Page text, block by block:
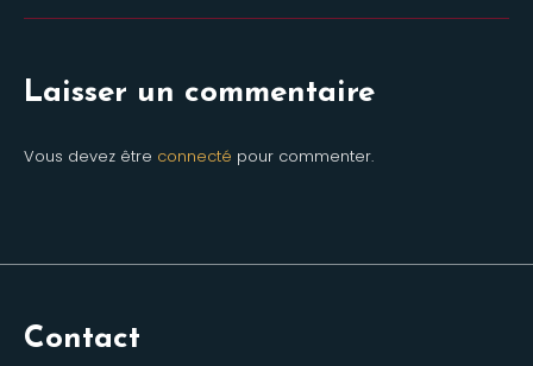
Laisser un commentaire
Vous devez être connecté pour commenter.
Contact